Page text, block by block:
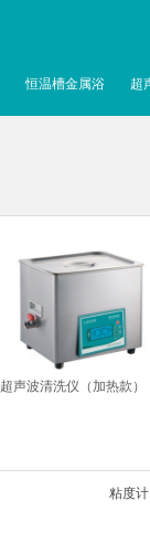
恒温槽金属浴 超
超声波清洗仪（加热款）
粘度计